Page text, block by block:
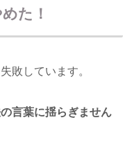
た！
敗しています。
言葉に揺らぎません